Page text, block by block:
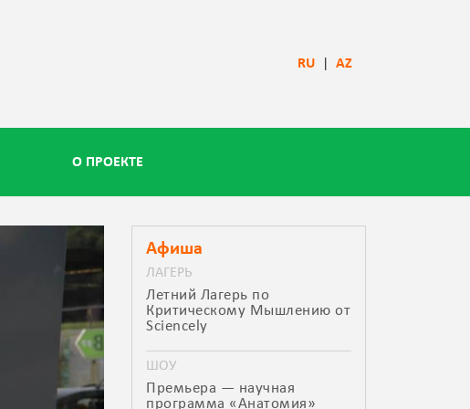
RU| AZ
О ПРОЕКТЕ
Афиша
ЛАГЕРЬ
Летний Лагерь по
Критическому Мышлению от
Sciencely
ШОУ
Премьера — научная
программа «Анатомия»